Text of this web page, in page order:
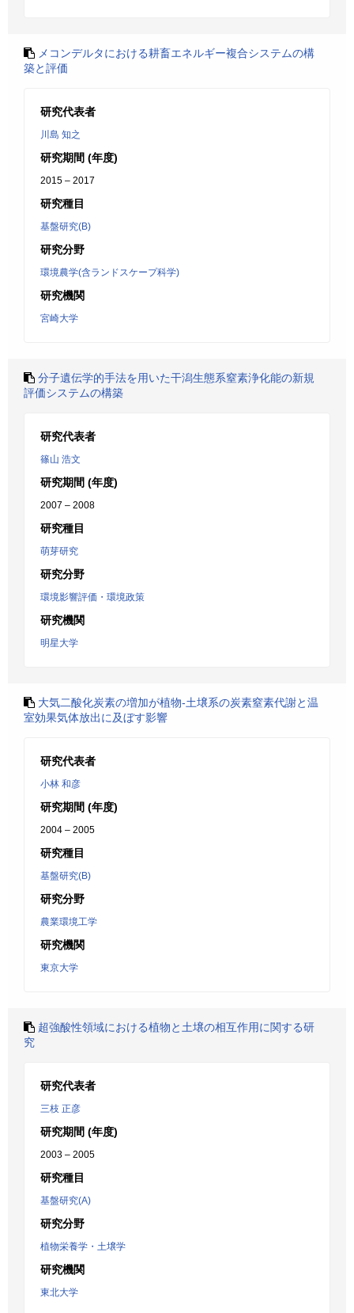
メコンデルタにおける耕畜エネルギー複合システムの構
築と評価
研究代表者
川島 知之
研究期間 (年度)
2015 – 2017
研究種目
基盤研究(B)
研究分野
環境農学(含ランドスケープ科学)
研究機関
宮崎大学
分子遺伝学的手法を用いた干潟生態系窒素浄化能の新規
評価システムの構築
研究代表者
篠山 浩文
研究期間 (年度)
2007 – 2008
研究種目
萌芽研究
研究分野
環境影響評価・環境政策
研究機関
明星大学
大気二酸化炭素の増加が植物-土壌系の炭素窒素代謝と温
室効果気体放出に及ぼす影響
研究代表者
小林 和彦
研究期間 (年度)
2004 – 2005
研究種目
基盤研究(B)
研究分野
農業環境工学
研究機関
東京大学
超強酸性領域における植物と土壌の相互作用に関する研
究
研究代表者
三枝 正彦
研究期間 (年度)
2003 – 2005
研究種目
基盤研究(A)
研究分野
植物栄養学・土壌学
研究機関
東北大学